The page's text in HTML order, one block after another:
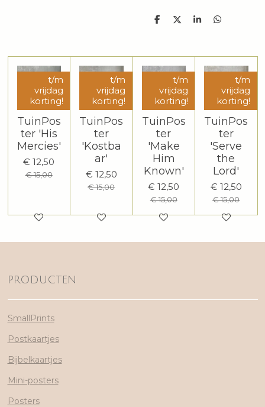
D
n
D
S
e
D
n
t/m
vrijdag
korting!
TuinPos
ter 'His
Mercies'
€ 12,50
€ 15,00
t/m
vrijdag
korting!
TuinPos
ter
'Kostba
ar'
€ 12,50
€ 15,00
t/m
vrijdag
korting!
TuinPos
ter
'Make
Him
Known'
€ 12,50
€ 15,00
t/m
vrijdag
korting!
TuinPos
ter
'Serve
the
Lord'
€ 12,50
€ 15,00
PRODUCTEN
SmallPrints
Postkaartjes
Bijbelkaartjes
Mini-posters
Posters